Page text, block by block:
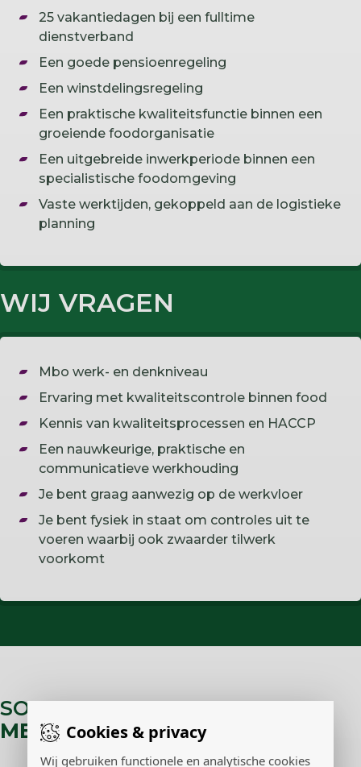
Cookies & privacy
Wij gebruiken functionele en analytische cookies
25 vakantiedagen bij een fulltime
dienstverband
Een goede pensioenregeling
Een winstdelingsregeling
Een praktische kwaliteitsfunctie binnen een
groeiende foodorganisatie
Een uitgebreide inwerkperiode binnen een
specialistische foodomgeving
Vaste werktijden, gekoppeld aan de logistieke
planning
WIJ VRAGEN
Mbo werk- en denkniveau
Ervaring met kwaliteitscontrole binnen food
Kennis van kwaliteitsprocessen en HACCP
Een nauwkeurige, praktische en
communicatieve werkhouding
Je bent graag aanwezig op de werkvloer
Je bent fysiek in staat om controles uit te
voeren waarbij ook zwaarder tilwerk
voorkomt
SOLLICITEER VOOR:QC
MEDEWERKER